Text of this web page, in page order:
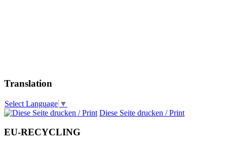
Translation
Select Language ▼
Diese Seite drucken / Print
EU-RECYCLING